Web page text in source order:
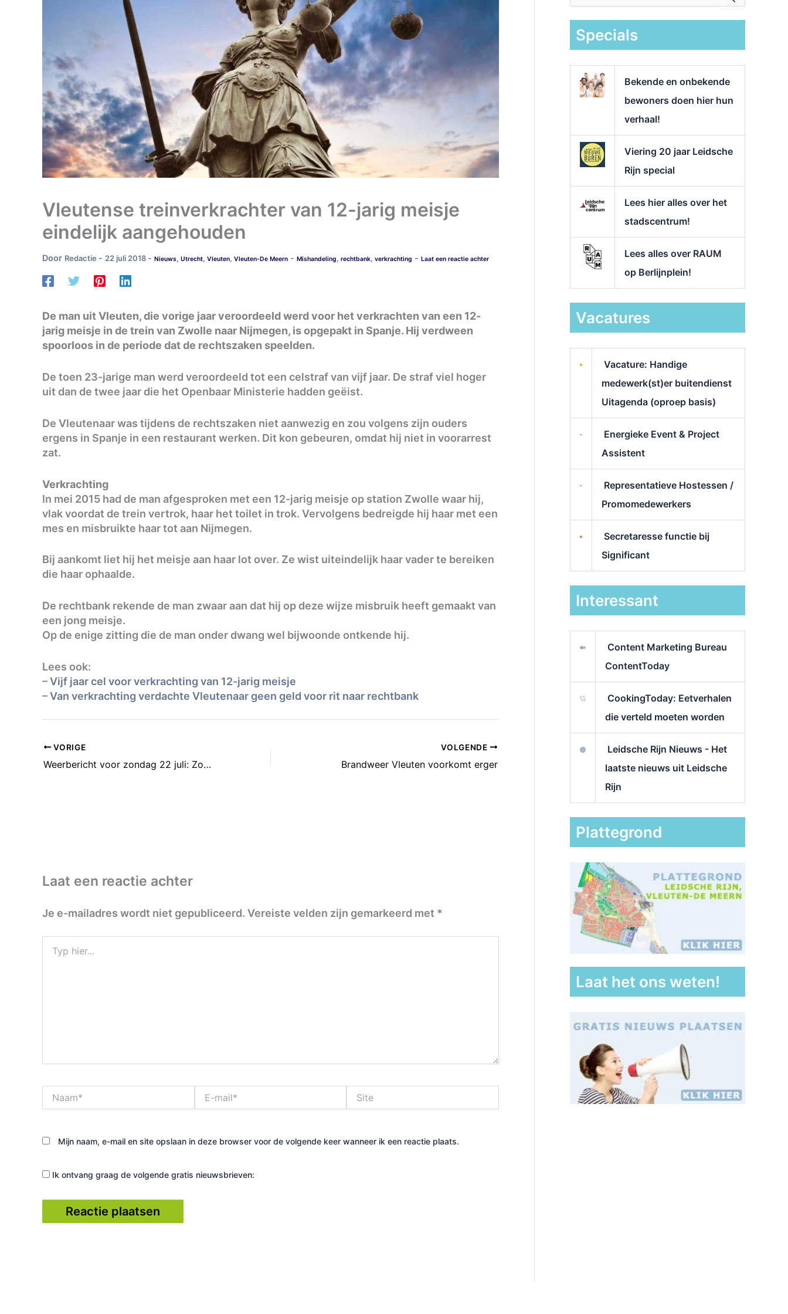
Vleutense treinverkrachter van 12-jarig meisje
eindelijk aangehouden
Door Redactie - 22 juli 2018 - Nieuws, Utrecht, Vleuten, Vleuten-De Meern - Mishandeling, rechtbank, verkrachting - Laat een reactie achter
De man uit Vleuten, die vorige jaar veroordeeld werd voor het verkrachten van een 12-
jarig meisje in de trein van Zwolle naar Nijmegen, is opgepakt in Spanje. Hij verdween
spoorloos in de periode dat de rechtszaken speelden.
De toen 23-jarige man werd veroordeeld tot een celstraf van vijf jaar. De straf viel hoger
uit dan de twee jaar die het Openbaar Ministerie hadden geëist.
De Vleutenaar was tijdens de rechtszaken niet aanwezig en zou volgens zijn ouders
ergens in Spanje in een restaurant werken. Dit kon gebeuren, omdat hij niet in voorarrest
zat.
Verkrachting
In mei 2015 had de man afgesproken met een 12-jarig meisje op station Zwolle waar hij,
vlak voordat de trein vertrok, haar het toilet in trok. Vervolgens bedreigde hij haar met een
mes en misbruikte haar tot aan Nijmegen.
Bij aankomt liet hij het meisje aan haar lot over. Ze wist uiteindelijk haar vader te bereiken
die haar ophaalde.
De rechtbank rekende de man zwaar aan dat hij op deze wijze misbruik heeft gemaakt van
een jong meisje.
Op de enige zitting die de man onder dwang wel bijwoonde ontkende hij.
Lees ook:
–Vijf jaar cel voor verkrachting van 12-jarig meisje
–Van verkrachting verdachte Vleutenaar geen geld voor rit naar rechtbank
VORIGE
Weerbericht voor zondag 22 juli: Zon en stapelwolken
VOLGENDE
Brandweer Vleuten voorkomt erger
Laat een reactie achter
Je e-mailadres wordt niet gepubliceerd. Vereiste velden zijn gemarkeerd met *
hier...
mail*
Mijn naam, e-mail en site opslaan in deze browser voor de volgende keer wanneer ik een reactie plaats.
Ik ontvang graag de volgende gratis nieuwsbrieven:
k
Specials
Bekende en onbekende
bewoners doen hier hun
verhaal!
Viering 20 jaar Leidsche
Rijn special
Lees hier alles over het
stadscentrum!
Lees alles over RAUM
op Berlijnplein!
Vacatures
Vacature: Handige
medewerk(st)er buitendienst
Uitagenda (oproep basis)
Energieke Event & Project
Assistent
Representatieve Hostessen /
Promomedewerkers
Secretaresse functie bij
Significant
Interessant
Content Marketing Bureau
ContentToday
CookingToday: Eetverhalen
die verteld moeten worden
Leidsche Rijn Nieuws - Het
laatste nieuws uit Leidsche
Rijn
Plattegrond
Laat het ons weten!